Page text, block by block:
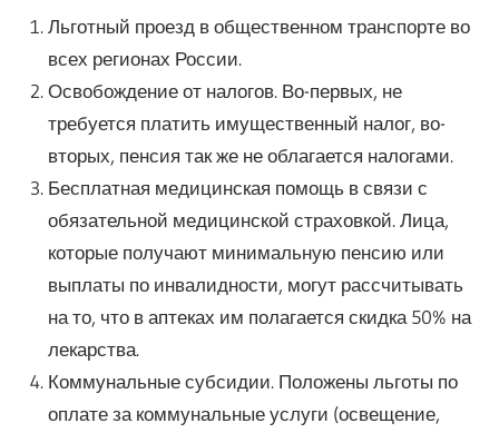
Льготный проезд в общественном транспорте во
всех регионах России.
Освобождение от налогов. Во-первых, не
требуется платить имущественный налог, во-
вторых, пенсия так же не облагается налогами.
Бесплатная медицинская помощь в связи с
обязательной медицинской страховкой. Лица,
которые получают минимальную пенсию или
выплаты по инвалидности, могут рассчитывать
на то, что в аптеках им полагается скидка 50% на
лекарства.
Коммунальные субсидии. Положены льготы по
оплате за коммунальные услуги (освещение,